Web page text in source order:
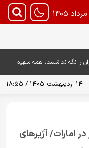
را نگه نداشتند، همه سهیم
۱۴ اردیبهشت ۱۴۰۵ / ۱۸:۵۵
امارات/ آژیرهای